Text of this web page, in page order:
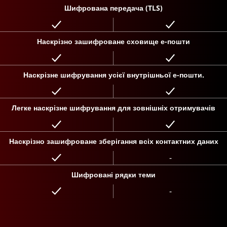
Шифрована передача (TLS)
Наскрізно зашифроване сховище е-пошти
Наскрізне шифрування усієї внутрішньої е-пошти.
Легке наскрізне шифрування для зовнішніх отримувачів
Наскрізно зашифроване зберігання всіх контактних даних
-
Шифровані рядки теми
-